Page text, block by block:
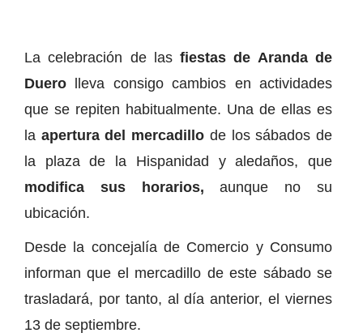
La celebración de lasfiestas de Aranda de
Duero lleva consigo cambios en actividades
que se repiten habitualmente. Una de ellas es
la apertura del mercadillo de los sábados de
la plaza de la Hispanidad y aledaños, que
modifica sus horarios, aunque no su
ubicación.
Desde la concejalía de Comercio y Consumo
informan que el mercadillo de este sábado se
trasladará, por tanto, al día anterior, el viernes
13 de septiembre.